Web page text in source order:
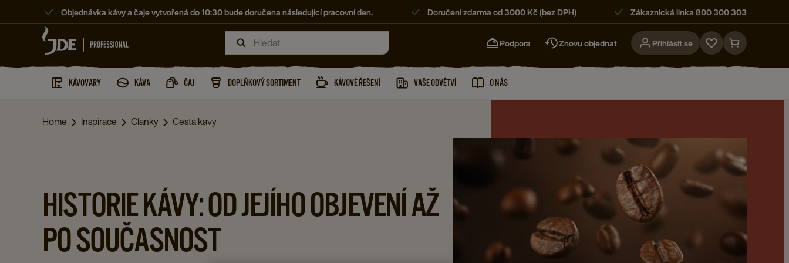
Objednávka kávy a čaje vytvořená do 10:30 bude doručena následující pracovní den. Doručení zdarma od 3000 Kč (bez DPH) Zákaznická linka 800 300 303
Podpora Znovu objednat Přihlásit se
Go
to
Go
to
KÁVOVARY KÁVA ČAJ DOPLŇKOVÝ SORTIMENT KÁVOVÉ ŘEŠENÍ VAŠE ODVĚTVÍ O NÁS
Home Inspirace Clanky Cesta kavy
HISTORIE KÁVY: OD JEJÍHO OBJEVENÍ AŽ
PO SOUČASNOST